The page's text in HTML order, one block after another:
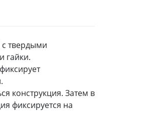
с твердыми
гайки.
конструкция. Затем в
фиксируется на